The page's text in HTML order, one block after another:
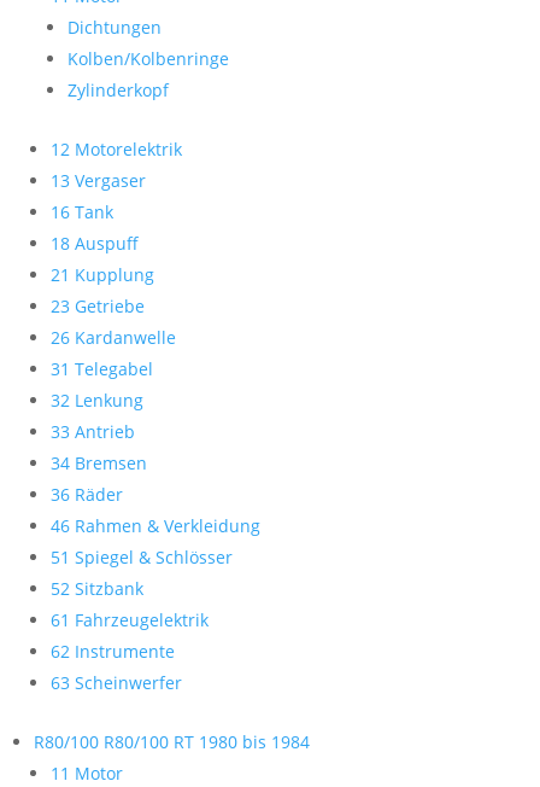
Dichtungen
Kolben/Kolbenringe
Zylinderkopf
12 Motorelektrik
13 Vergaser
16 Tank
18 Auspuff
21 Kupplung
23 Getriebe
26 Kardanwelle
31 Telegabel
32 Lenkung
33 Antrieb
34 Bremsen
36 Räder
46 Rahmen & Verkleidung
51 Spiegel & Schlösser
52 Sitzbank
61 Fahrzeugelektrik
62 Instrumente
63 Scheinwerfer
R80/100 R80/100 RT 1980 bis 1984
11 Motor